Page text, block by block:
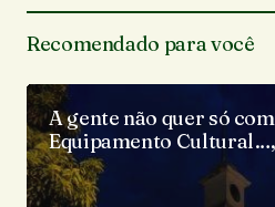
Recomendado para você
A gente não quer só
Equipamento